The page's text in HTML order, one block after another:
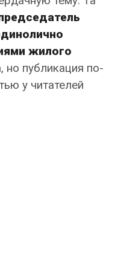
жилого
но публикация по-
у читателей